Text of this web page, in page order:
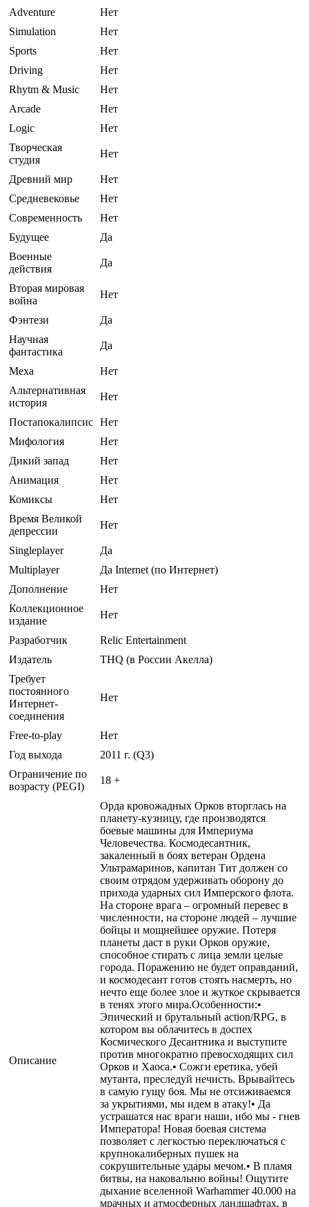
Adventure
Нет
Simulation
Нет
Sports
Нет
Driving
Нет
Rhytm & Music
Нет
Arcade
Нет
Logic
Нет
Творческая
студия
Нет
Древний мир
Нет
Средневековье
Нет
Современность
Нет
Будущее
Да
Военные
действия
Да
Вторая мировая
война
Нет
Фэнтези
Да
Научная
фантастика
Да
Меха
Нет
Альтернативная
история
Нет
Постапокалипсис Нет
Мифология
Нет
Дикий запад
Нет
Анимация
Нет
Комиксы
Нет
Время Великой
депрессии
Нет
Singleplayer
Да
Multiplayer
Да Internet (по Интернет)
Дополнение
Нет
Коллекционное
издание
Нет
Разработчик
Relic Entertainment
Издатель
THQ (в России Акелла)
Требует
постоянного
Интернет-
соединения
Нет
Free-to-play
Нет
Год выхода
2011 г. (Q3)
Ограничение по
возрасту (PEGI)
18 +
Описание
Орда кровожадных Орков вторглась на
планету-кузницу, где производятся
боевые машины для Империума
Человечества. Космодесантник,
закаленный в боях ветеран Ордена
Ультрамаринов, капитан Тит должен со
своим отрядом удерживать оборону до
прихода ударных сил Имперского флота.
На стороне врага – огромный перевес в
численности, на стороне людей – лучшие
бойцы и мощнейшее оружие. Потеря
планеты даст в руки Орков оружие,
способное стирать с лица земли целые
города. Поражению не будет оправданий,
и космодесант готов стоять насмерть, но
нечто еще более злое и жуткое скрывается
в тенях этого мира.Особенности:•
Эпический и брутальный action/RPG, в
котором вы облачитесь в доспех
Космического Десантника и выступите
против многократно превосходящих сил
Орков и Хаоса.• Сожги еретика, убей
мутанта, преследуй нечисть. Врывайтесь
в самую гущу боя. Мы не отсиживаемся
за укрытиями, мы идем в атаку!• Да
устрашатся нас враги наши, ибо мы - гнев
Императора! Новая боевая система
позволяет с легкостью переключаться с
крупнокалиберных пушек на
сокрушительные удары мечом.• В пламя
битвы, на наковальню войны! Ощутите
дыхание вселенной Warhammer 40.000 на
мрачных и атмосферных ландшафтах, в